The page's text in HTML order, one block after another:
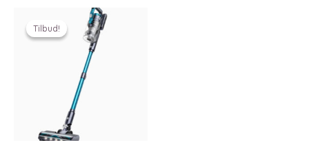
kr. 3.499,00.
Tilbud!
Tilbud!